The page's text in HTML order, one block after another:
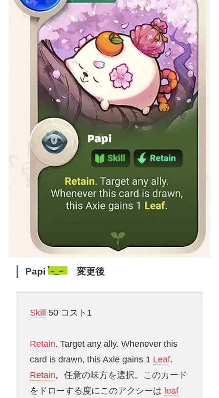
Papi 変更後
Skill 50 コスト1
Retain. Target any ally. Whenever this
card is drawn, this Axie gains 1 Leaf.
Retain。任意の味方を選択。このカード
をドローする度にこのアクシーは leaf